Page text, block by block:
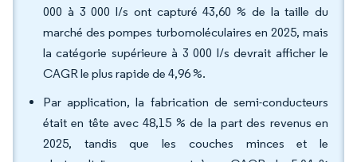
000 à 3 000 l/s ont capturé 43,60 % de la taille du
marché des pompes turbomoléculaires en 2025, mais
la catégorie supérieure à 3 000 l/s devrait afficher le
CAGR le plus rapide de 4,96 %.
Par application, la fabrication de semi-conducteurs
était en tête avec 48,15 % de la part des revenus en
2025, tandis que les couches minces et le